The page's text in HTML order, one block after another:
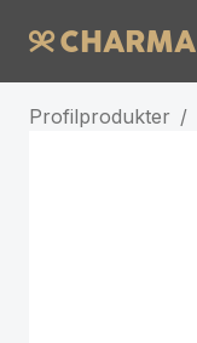
Profilprodukter /